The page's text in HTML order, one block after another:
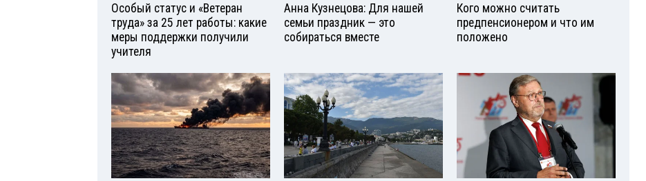
Особый статус и «Ветеран
труда» за 25 лет работы: какие
меры поддержки получили
учителя
Анна Кузнецова: Для нашей
семьи праздник — это
собираться вместе
Кого можно считать
предпенсионером и что им
положено